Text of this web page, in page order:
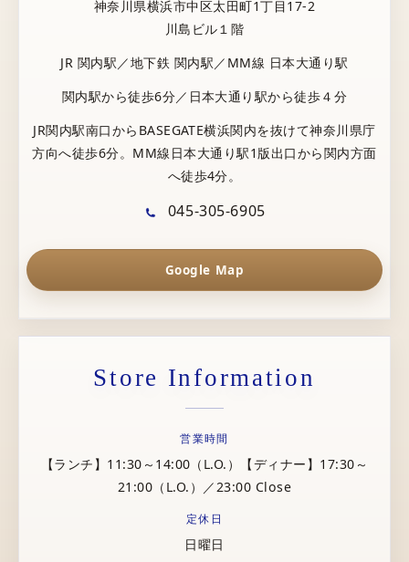
神奈川県横浜市中区太田町1丁目17-2
川島ビル１階
JR 関内駅／地下鉄 関内駅／MM線 日本大通り駅
関内駅から徒歩6分／日本大通り駅から徒歩４分
JR関内駅南口からBASEGATE横浜関内を抜けて神奈川県庁
方向へ徒歩6分。MM線日本大通り駅1版出口から関内方面
へ徒歩4分。
045-305-6905
Google Map
Store Information
営業時間
【ランチ】11:30～14:00（L.O.）【ディナー】17:30～
21:00（L.O.）／23:00 Close
定休日
日曜日